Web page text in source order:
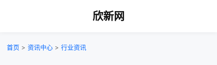
欣新网
首页 > 资讯中心 > 行业资讯